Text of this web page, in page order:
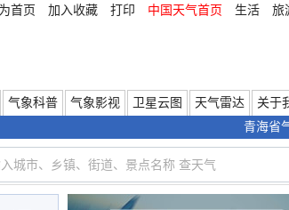
首页 加入收藏 打印 中国天气首页 生活 旅
气象科普 气象影视 卫星云图 天气雷达
关于
青海省